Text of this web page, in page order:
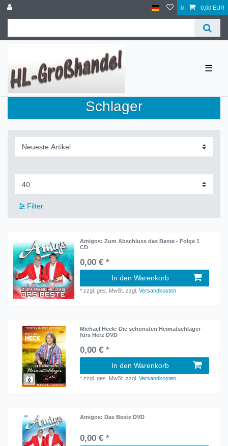
0 0,00 EUR
☰
Schlager
Filter
Amigos: Zum Abschluss das Beste - Folge 1
CD
0,00 € *
In den Warenkorb
*zzgl. ges. MwSt. zzgl.Versandkosten
Michael Heck: Die schönsten Heimatschlager
fürs Herz DVD
0,00 € *
In den Warenkorb
*zzgl. ges. MwSt. zzgl.Versandkosten
Amigos: Das Beste DVD
0,00 € *